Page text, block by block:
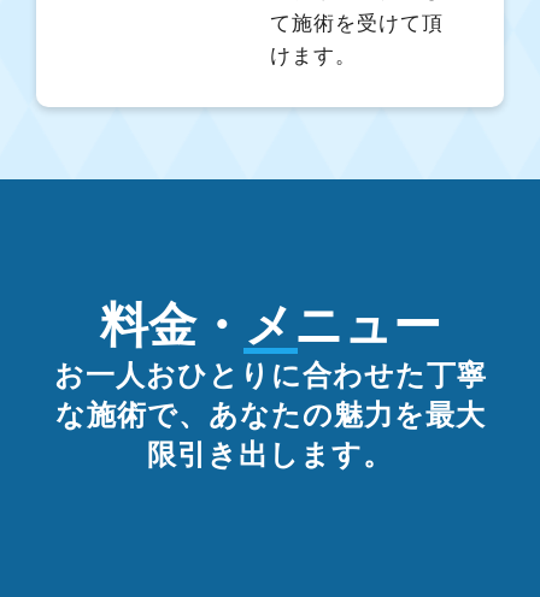
て施術を受けて頂
けます。
料金・メニュー
お一人おひとりに合わせた丁寧
な施術で、あなたの魅力を最大
限引き出します。